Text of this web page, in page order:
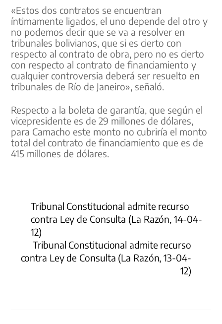
«Estos dos contratos se encuentran
íntimamente ligados, el uno depende del otro y
no podemos decir que se va a resolver en
tribunales bolivianos, que si es cierto con
respecto al contrato de obra, pero no es cierto
con respecto al contrato de financiamiento y
cualquier controversia deberá ser resuelto en
tribunales de Río de Janeiro», señaló.
Respecto a la boleta de garantía, que según el
vicepresidente es de 29 millones de dólares,
para Camacho este monto no cubriría el monto
total del contrato de financiamiento que es de
415 millones de dólares.
Tribunal Constitucional admite recurso
contra Ley de Consulta (La Razón, 14-04-
12)
Tribunal Constitucional admite recurso
contra Ley de Consulta (La Razón, 13-04-
12)